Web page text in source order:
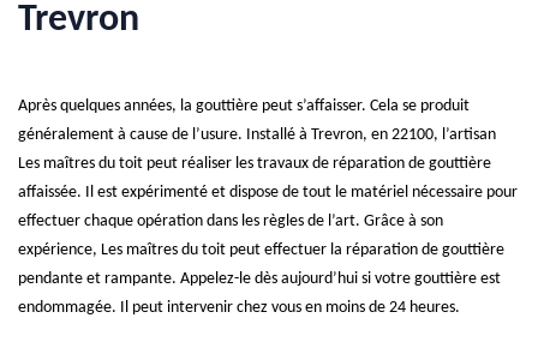
Trevron
Après quelques années, la gouttière peut s’affaisser. Cela se produit
généralement à cause de l’usure. Installé à Trevron, en 22100, l’artisan
Les maîtres du toit peut réaliser les travaux de réparation de gouttière
affaissée. Il est expérimenté et dispose de tout le matériel nécessaire pour
effectuer chaque opération dans les règles de l’art. Grâce à son
expérience, Les maîtres du toit peut effectuer la réparation de gouttière
pendante et rampante. Appelez-le dès aujourd’hui si votre gouttière est
endommagée. Il peut intervenir chez vous en moins de 24 heures.